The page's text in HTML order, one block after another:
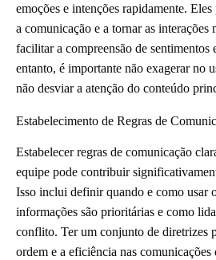
emoções e intenções rapidamente.
a comunicação e a tornar as interações
facilitar a compreensão de sentimentos
entanto, é importante não exagerar no
não desviar a atenção do conteúdo
Estabelecimento de Regras de
Estabelecer regras de comunicação
equipe pode contribuir
Isso inclui definir quando e como usar
informações são prioritárias e como
conflito. Ter um conjunto de diretrizes
ordem e a eficiência nas comunicações